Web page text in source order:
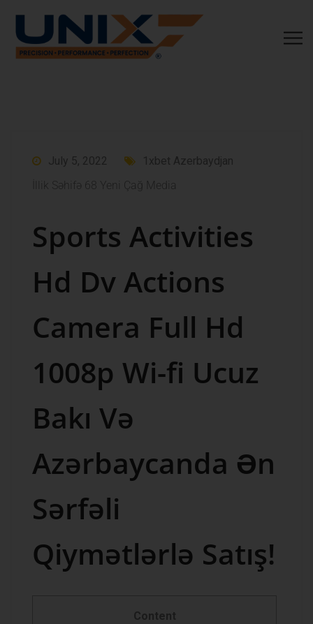
July 5, 2022
1xbet Azerbaydjan
İllik Səhifə 68 Yeni Çağ Media
Sports Activities
Hd Dv Actions
Camera Full Hd
1008p Wi-fi Ucuz
Bakı Və
Azərbaycanda Ən
Sərfəli
Qiymətlərlə Satış!
Content